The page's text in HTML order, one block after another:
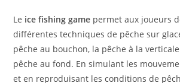
Le ice fishing game permet aux joueurs
différentes techniques de pêche sur
pêche au bouchon, la pêche à la
pêche au fond. En simulant les
et en reproduisant les conditions de